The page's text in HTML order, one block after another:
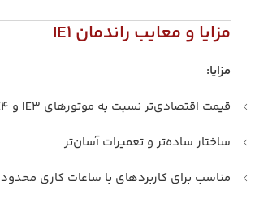
مزایا و معایب راندمان IE1
مزایا:
قیمت اقتصادی‌تر نسبت به موتورهای IE3 و IE4
ساختار ساده‌تر و تعمیرات آسان‌تر
مناسب برای کاربردهای با ساعات کاری محدود